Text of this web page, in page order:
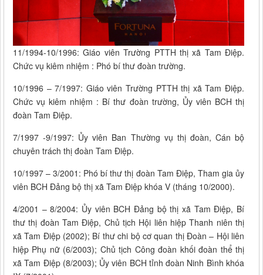
11/1994-10/1996: Giáo viên Trường PTTH thị xã Tam Điệp.
Chức vụ kiêm nhiệm : Phó bí thư đoàn trường.
10/1996 – 7/1997: Giáo viên Trường PTTH thị xã Tam Điệp.
Chức vụ kiêm nhiệm : Bí thư đoàn trường, Ủy viên BCH thị
đoàn Tam Điệp.
7/1997 -9/1997: Ủy viên Ban Thường vụ thị đoàn, Cán bộ
chuyên trách thị đoàn Tam Điệp.
10/1997 – 3/2001: Phó bí thư thị đoàn Tam Điệp, Tham gia ủy
viên BCH Đảng bộ thị xã Tam Điệp khóa V (tháng 10/2000).
4/2001 – 8/2004: Ủy viên BCH Đảng bộ thị xã Tam Điệp, Bí
thư thị đoàn Tam Điệp, Chủ tịch Hội liên hiệp Thanh niên thị
xã Tam Điệp (2002); Bí thư chi bộ cơ quan thị Đoàn – Hội liên
hiệp Phụ nữ (6/2003); Chủ tịch Công đoàn khối đoàn thể thị
xã Tam Điệp (8/2003); Ủy viên BCH tỉnh đoàn Ninh Bình khóa